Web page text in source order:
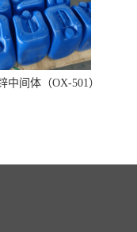
中间体（OX-501）